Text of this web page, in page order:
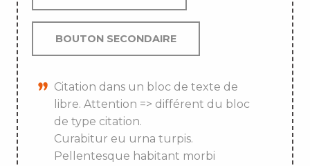
BOUTON SECONDAIRE
Citation dans un bloc de texte de
libre. Attention => différent du bloc
de type citation.
Curabitur eu urna turpis.
Pellentesque habitant morbi